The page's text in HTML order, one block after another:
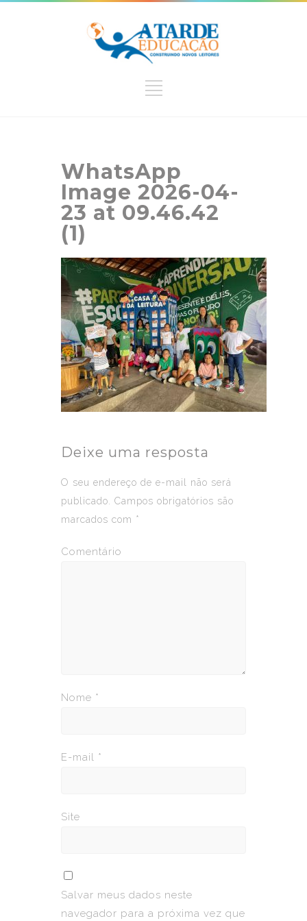
WhatsApp
Image 2026-04-
23 at 09.46.42
(1)
Deixe uma resposta
O seu endereço de e-mail não será
publicado.
Campos obrigatórios são
marcados com *
Comentário
Nome *
E-mail *
Site
Salvar meus dados neste
navegador para a próxima vez que